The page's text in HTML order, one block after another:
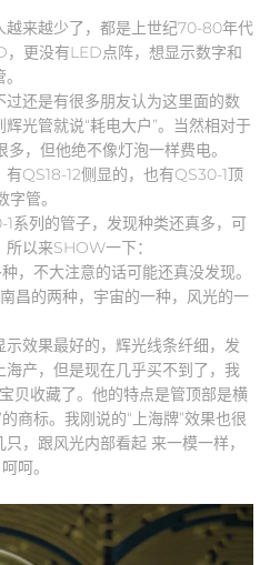
越来越少了，都是上世纪70-80年代
更没有LED点阵，想显示数字和
还是有很多朋友认为这里面的数
光管就说“耗电大户”。当然相对于
，但他绝不像灯泡一样费电。
QS18-12侧显的，也有QS30-1顶
管。
系列的管子，发现种类还真多，可
以来SHOW一下：
，不大注意的话可能还真没发现。
昌的两种，宇宙的一种，风光的一
效果最好的，辉光线条纤细，发
产，但是现在几乎买不到了，我
贝收藏了。他的特点是管顶部是横
商标。我刚说的“上海牌”效果也很
，跟风光内部看起 来一模一样，
呵。